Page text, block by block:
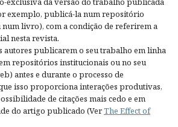
exemplo, publicá-la num repositório
livro), com a condição de referirem a
nesta revista.
autores publicarem o seu trabalho em linha
repositórios institucionais ou no seu
antes e durante o processo de
isso proporciona interações produtivas,
de citações mais cedo e em
do artigo publicado (VerThe Effect of